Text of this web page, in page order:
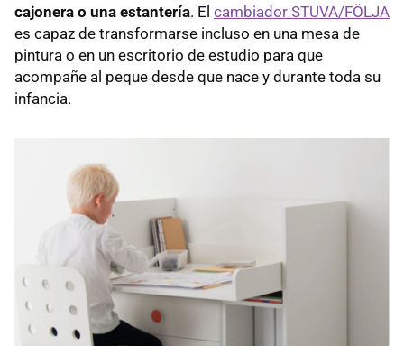
cajonera o una estantería. El cambiador STUVA/FÖLJA
es capaz de transformarse incluso en una mesa de
pintura o en un escritorio de estudio para que
acompañe al peque desde que nace y durante toda su
infancia.